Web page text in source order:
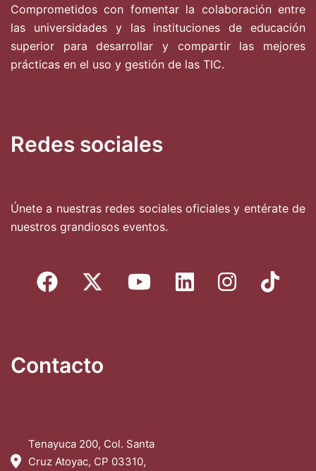
Comprometidos con fomentar la colaboración entre
las universidades y las instituciones de educación
superior para desarrollar y compartir las mejores
prácticas en el uso y gestión de las TIC.
Redes sociales
Únete a nuestras redes sociales oficiales y entérate de
nuestros grandiosos eventos.
Contacto
Tenayuca 200, Col. Santa
Cruz Atoyac, CP 03310,